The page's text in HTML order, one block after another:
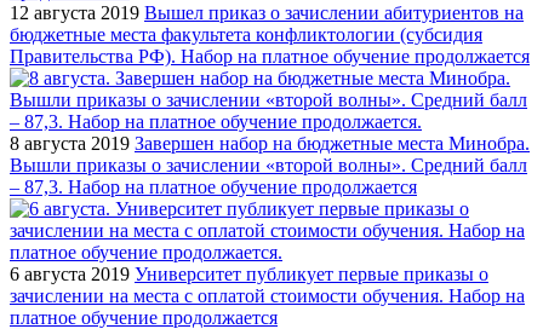
12 августа 2019 Вышел приказ о зачислении абитуриентов на
бюджетные места факультета конфликтологии (субсидия
Правительства РФ). Набор на платное обучение продолжается
8 августа 2019 Завершен набор на бюджетные места Минобра.
Вышли приказы о зачислении «второй волны». Средний балл
– 87,3. Набор на платное обучение продолжается
6 августа 2019 Университет публикует первые приказы о
зачислении на места с оплатой стоимости обучения. Набор на
платное обучение продолжается